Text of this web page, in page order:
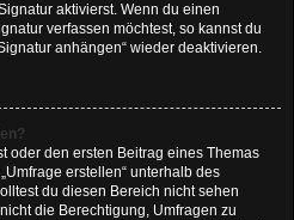
aktivierst. Wenn du einen
verfassen möchtest, so kannst du
anhängen“ wieder deaktivieren.
oder den ersten Beitrag eines Themas
erstellen“ unterhalb des
du diesen Bereich nicht sehen
die Berechtigung, Umfragen zu